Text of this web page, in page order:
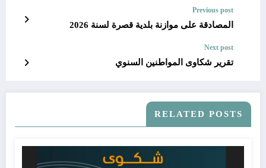
Previous post
المصادقة على موازنة بلدية قصرة لسنة 2026
Next post
تقرير شكاوى المواطنين السنوي
RELATED POSTS